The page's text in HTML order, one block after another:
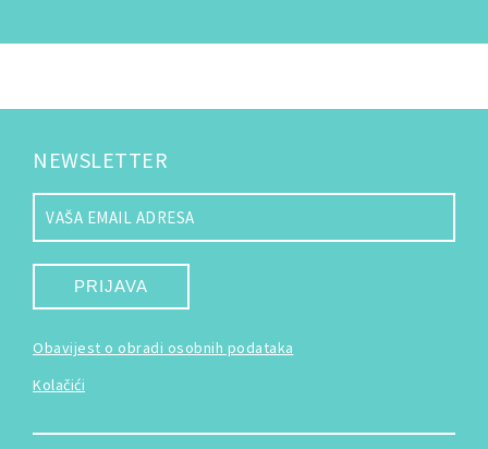
NEWSLETTER
PRIJAVA
Obavijest o obradi osobnih podataka
Kolačići